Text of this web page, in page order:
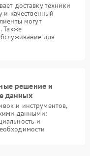
доставку техники
и качественный
могут
Также
для
решение и
данных
и инструментов,
данными:
и